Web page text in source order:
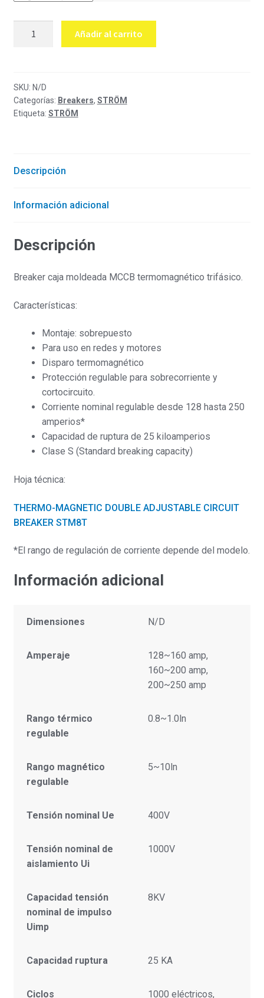
regulable
STM8T-
250S
Añadir al carrito
SKU: N/D
Categorías: Breakers, STRÖM
Etiqueta: STRÖM
Descripción
Información adicional
Descripción
Breaker caja moldeada MCCB termomagnético trifásico.
Características:
Montaje: sobrepuesto
Para uso en redes y motores
Disparo termomagnético
Protección regulable para sobrecorriente y
cortocircuito.
Corriente nominal regulable desde 128 hasta 250
amperios*
Capacidad de ruptura de 25 kiloamperios
Clase S (Standard breaking capacity)
Hoja técnica:
THERMO-MAGNETIC DOUBLE ADJUSTABLE CIRCUIT
BREAKER STM8T
*El rango de regulación de corriente depende del modelo.
Información adicional
Dimensiones N/D
Amperaje
128~160 amp,
160~200 amp,
200~250 amp
Rango térmico
regulable
0.8~1.0ln
Rango magnético
regulable
5~10ln
Tensión nominal Ue 400V
Tensión nominal de
aislamiento Ui
1000V
Capacidad tensión
nominal de impulso
Uimp
8KV
Capacidad ruptura 25 KA
Ciclos 1000 eléctricos,